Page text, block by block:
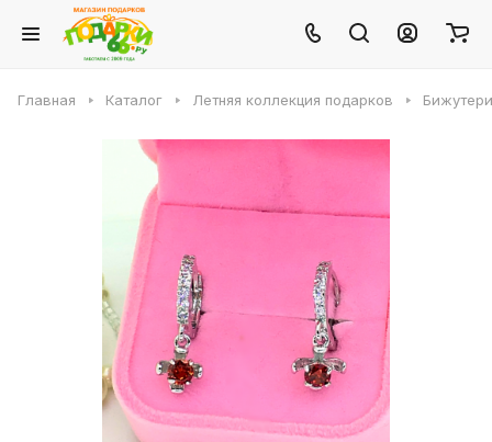
Главная Каталог Летняя коллекция подарков